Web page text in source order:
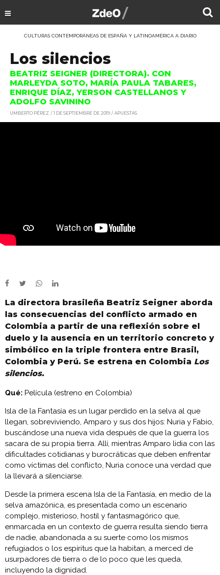
CULTURAS CONTEMPORÁNEAS DE ESPAÑA Y LATINOAMÉRICA A DIARIO
Los silencios
BEATRIZ SEIGNER (DIRECTORA). CON
MARLEYDA SOTO, MARÍA PAULA TABARES,
ENRIQUE DÍAZ, YERSON CASTELLANOS Y
ADOLFO SAVININO
UMBERTO PÉREZ 1 DE SEPTIEMBRE DE 2019 APUESTAS
La directora brasileña Beatriz Seigner aborda
las consecuencias del conflicto armado en
Colombia a partir de una reflexión sobre el
duelo y la ausencia en un territorio concreto y
simbólico en la triple frontera entre Brasil,
Colombia y Perú. Se estrena en Colombia Los
silencios.
Qué: Película (estreno en Colombia)
Isla de la Fantasía es un lugar perdido en la selva al que
llegan, sobreviviendo, Amparo y sus dos hijos: Nuria y Fabio,
buscándose una nueva vida después de que la guerra los
sacara de su propia tierra. Allí, mientras Amparo lidia con las
dificultades cotidianas y burocráticas que deben enfrentar
como víctimas del conflicto, Nuria conoce una verdad que
la llevará a silenciarse.
Desde la primera escena Isla de la Fantasía, en medio de la
selva amazónica, es presentada como un escenario
complejo, misterioso, hostil y fantasmagórico que,
enmarcada en un contexto de guerra resulta siendo tierra
de nadie, abandonada a su suerte como los mismos
refugiados o los espíritus que la habitan, a merced de
usurpadores de tierra o de lo poco que les queda,
incluyendo la dignidad.